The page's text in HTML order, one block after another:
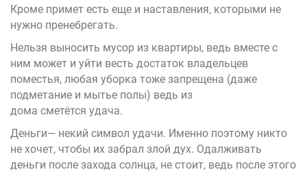
Кроме примет есть еще и наставления, которыми не
нужно пренебрегать.
Нельзя выносить мусор из квартиры, ведь вместе с
ним может и уйти весть достаток владельцев
поместья, любая уборка тоже запрещена (даже
подметание и мытье полы) ведь из
дома сметётся удача.
Деньги— некий символ удачи. Именно поэтому никто
не хочет, чтобы их забрал злой дух. Одалживать
деньги после захода солнца, не стоит, ведь после этого